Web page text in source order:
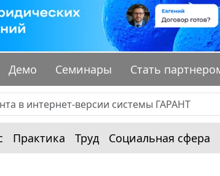
Демо Семинары Стать
Практика Труд Социальная сфера